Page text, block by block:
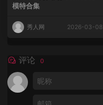
模特合集
秀人网 2026-03-08
评论 0